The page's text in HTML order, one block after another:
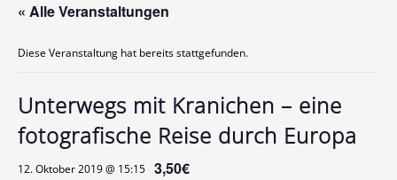
« Alle Veranstaltungen
Diese Veranstaltung hat bereits stattgefunden.
Unterwegs mit Kranichen – eine
fotografische Reise durch Europa
12. Oktober 2019 @ 15:15 3,50€